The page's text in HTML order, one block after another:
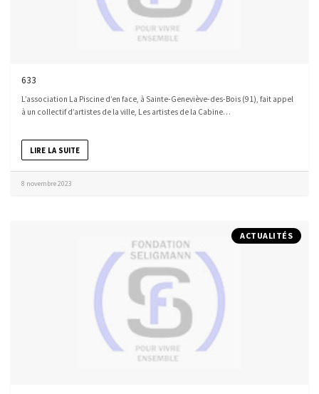
633
L’association La Piscine d’en face, à Sainte-Geneviève-des-Bois (91), fait appel
à un collectif d’artistes de la ville, Les artistes de la Cabine…
LIRE LA SUITE
8 novembre 2023
ACTUALITÉS